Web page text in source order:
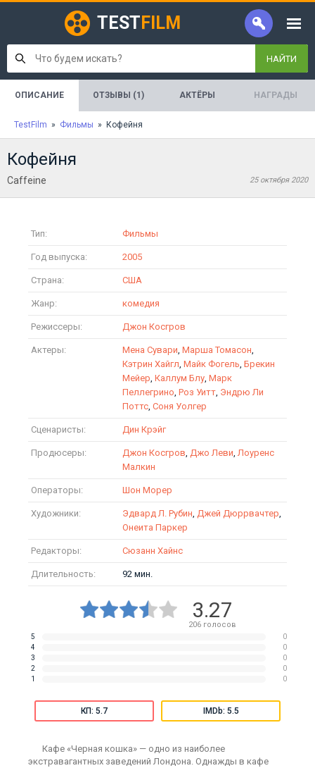
TEST FILM
НАЙТИ
ОПИСАНИЕ ОТЗЫВЫ (1) АКТЁРЫ НАГРАДЫ
TestFilm » Фильмы » Кофейня
Кофейня
Caffeine 25 октября 2020
Тип: Фильмы
Год выпуска: 2005
Страна: США
Жанр: комедия
Режиссеры: Джон Косгров
Актеры: Мена Сувари, Марша Томасон,
Кэтрин Хайгл, Майк Фогель, Брекин
Мейер, Каллум Блу, Марк
Пеллегрино, Роз Уитт, Эндрю Ли
Поттс, Соня Уолгер
Сценаристы: Дин Крэйг
Продюсеры: Джон Косгров, Джо Леви, Лоуренс
Малкин
Операторы: Шон Морер
Художники: Эдвард Л. Рубин, Джей Дюррвачтер,
Онеита Паркер
Редакторы: Сюзанн Хайнс
Длительность: 92 мин.
3.27
206голосов
5
0
4
0
3
0
2
0
1
0
КП: 5.7 IMDb: 5.5
Кафе «Черная кошка» — одно из наиболее
экстравагантных заведений Лондона. Однажды в кафе